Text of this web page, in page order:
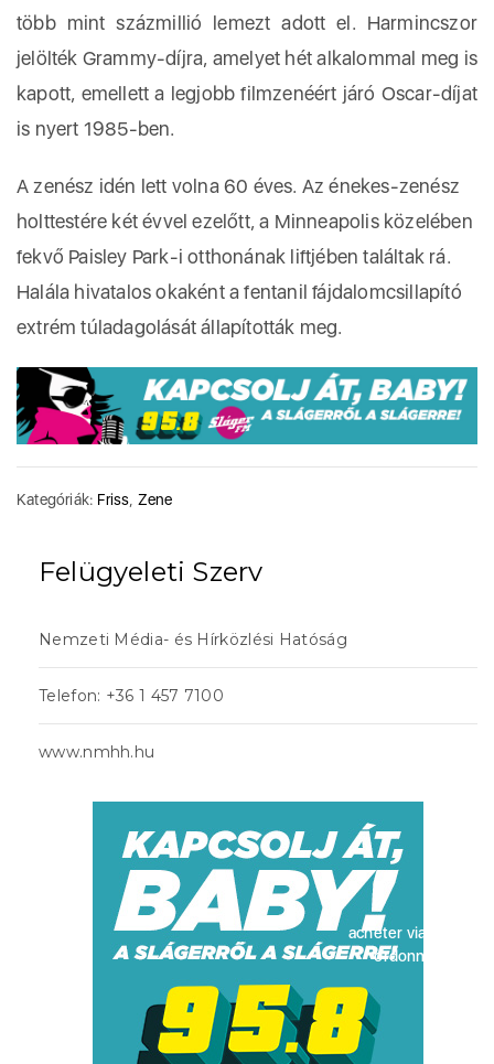
több mint százmillió lemezt adott el. Harmincszor
jelölték Grammy-díjra, amelyet hét alkalommal meg is
kapott, emellett a legjobb filmzenéért járó Oscar-díjat
is nyert 1985-ben.
A zenész idén lett volna 60 éves. Az énekes-zenész
holttestére két évvel ezelőtt, a Minneapolis közelében
fekvő Paisley Park-i otthonának liftjében találtak rá.
Halála hivatalos okaként a fentanil fájdalomcsillapító
extrém túladagolását állapították meg.
Kategóriák: Friss Zene
Felügyeleti Szerv
Nemzeti Média- és Hírközlési Hatóság
Telefon: +36 1 457 7100
www.nmhh.hu
acheter viagra sans
ordonnance